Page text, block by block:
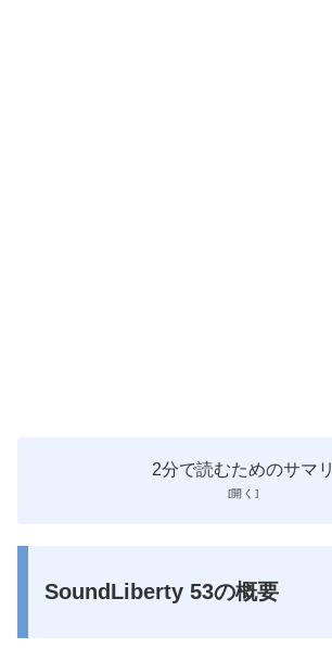
2分で読むためのサマリ
SoundLiberty 53の概要